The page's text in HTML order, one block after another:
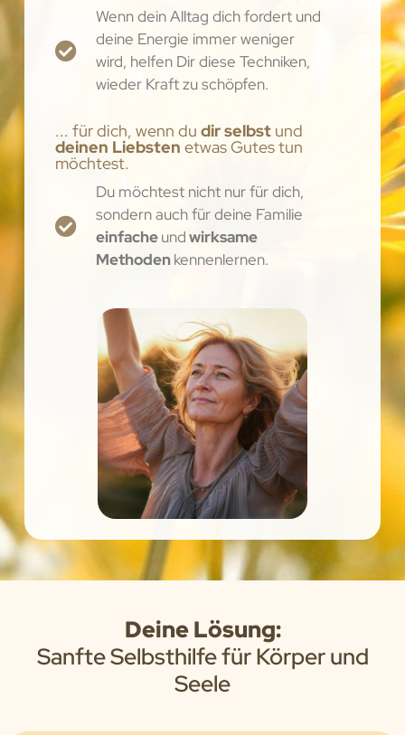
Wenn dein Alltag dich fordert und
deine Energie immer weniger
wird, helfen Dir diese Techniken,
wieder Kraft zu schöpfen.
... für dich, wenn du dir selbstund
deinen Liebsten etwas Gutes tun
möchtest.
Du möchtest nicht nur für dich,
sondern auch für deine Familie
einfacheundwirksame
Methodenkennenlernen.
Deine Lösung:
Sanfte Selbsthilfe für Körper und
Seele